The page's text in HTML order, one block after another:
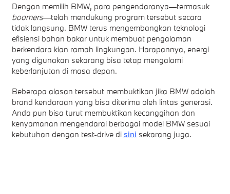
Dengan memilih BMW, para pengendaranya—termasuk
boomers—telah mendukung program tersebut secara
tidak langsung. BMW terus mengembangkan teknologi
efisiensi bahan bakar untuk membuat pengalaman
berkendara kian ramah lingkungan. Harapannya, energi
yang digunakan sekarang bisa tetap mengalami
keberlanjutan di masa depan.
Beberapa alasan tersebut membuktikan jika BMW adalah
brand kendaraan yang bisa diterima oleh lintas generasi.
Anda pun bisa turut membuktikan kecanggihan dan
kenyamanan mengendarai berbagai model BMW sesuai
kebutuhan dengan test-drive di sini sekarang juga.